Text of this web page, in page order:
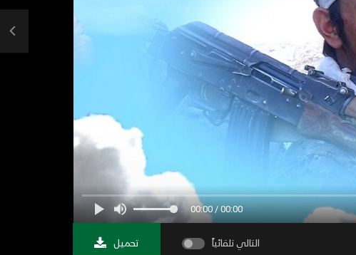
00:00 / 00:00
التالي تلقائياً تحميل